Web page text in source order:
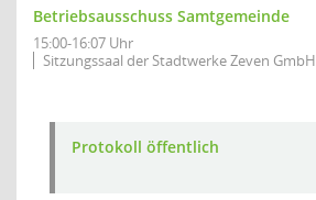
Betriebsausschuss Samtgemeinde
15:00-16:07 Uhr
Sitzungssaal der Stadtwerke Zeven GmbH
Protokoll öffentlich